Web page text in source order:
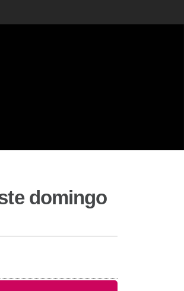
domingo